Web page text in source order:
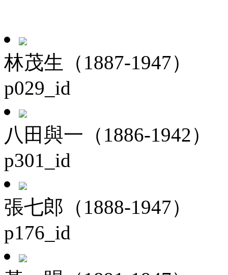
林茂生（1887-1947）
p029_id
八田與一（1886-1942）
p301_id
張七郎（1888-1947）
p176_id